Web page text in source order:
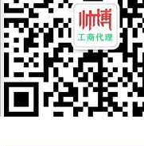
江岸区会计代账公司【2016
关于横竖-重庆横竖房地产顾
南京雨花台区专业代账会计
益民基金管理有限公司益民
重庆渝中区重庆代帐公司工
天津银龙预应力材料股份有
僵尸车-搜百科
渝万囤0518号趸船一艘拍